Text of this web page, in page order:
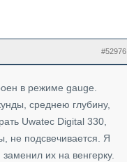
#52976
в режиме gauge.
среднею глубину,
Uwatec Digital 330,
не подсвечивается. Я
их на венгерку.